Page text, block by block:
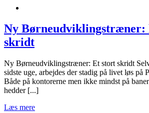
Ny Børneudviklingstræner:
skridt
Ny Børneudviklingstræner: Et stort skridt
sidste uge, arbejdes der stadig på livet løs på
Både på kontorerne men ikke mindst på
hedder [...]
Læs mere